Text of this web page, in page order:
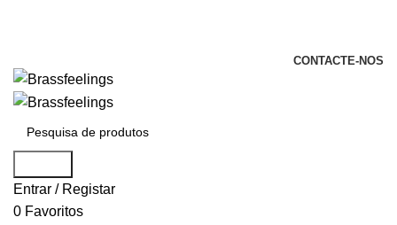
CONTACTE-NOS
Entrar / Registar
0 Favoritos